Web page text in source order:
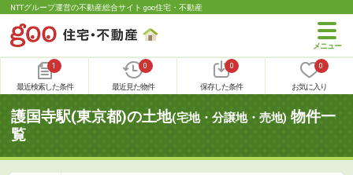
NTTグループ運営の不動産総合サイト goo住宅・不動産
1
最近検索した条件
0
最近見た物件
0
保存した条件
0
お気に入り
護国寺駅(東京都)の土地(宅地・分譲地・売地) 物件一
覧